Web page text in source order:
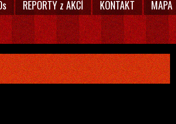
REPORTY z AKCÍ KONTAKT MAPA